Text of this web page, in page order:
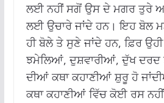
ਲਈ ਨਹੀਂ ਸਗੋਂ ਉਸ ਦੇ ਮਗਰ ਤੁਰੇ
ਲਈ ਉਚਾਰੇ ਜਾਂਦੇ ਹਨ। ਇਹ ਬੋਲ
ਹੀ ਬੋਲੇ ਤੇ ਸੁਣੇ ਜਾਂਦੇ ਹਨ, ਫ਼ਿਰ ਉਹੀ
ਝਮੇਲਿਆਂ, ਦੁਸ਼ਵਾਰੀਆਂ, ਦੁੱਖ ਦਰਦ
ਦੀਆਂ ਕਥਾ ਕਹਾਣੀਆਂ ਸ਼ੁਰੂ ਹੋ
ਕਥਾ ਕਹਾਣੀਆਂ ਵਿੱਚ ਕੋਈ ਰਸ